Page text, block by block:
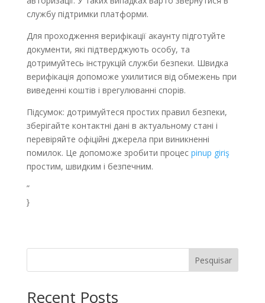
службу підтримки платформи.
Для проходження верифікації акаунту підготуйте
документи, які підтверджують особу, та
дотримуйтесь інструкцій служби безпеки. Швидка
верифікація допоможе ухилитися від обмежень при
виведенні коштів і врегулюванні спорів.
Підсумок: дотримуйтеся простих правил безпеки,
зберігайте контактні дані в актуальному стані і
перевіряйте офіційні джерела при виникненні
помилок. Це допоможе зробити процес pinup giriş
простим, швидким і безпечним.
”
}
Pesquisar
Recent Posts